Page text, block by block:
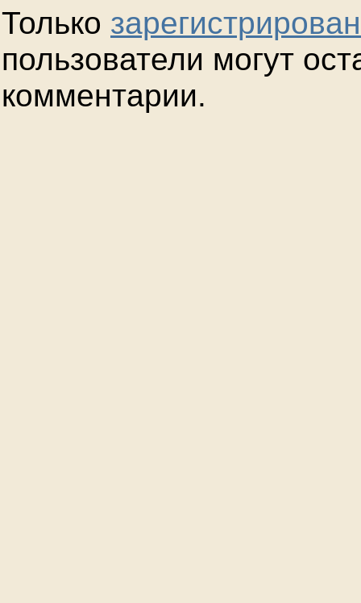
Только
пользователи могут
комментарии.